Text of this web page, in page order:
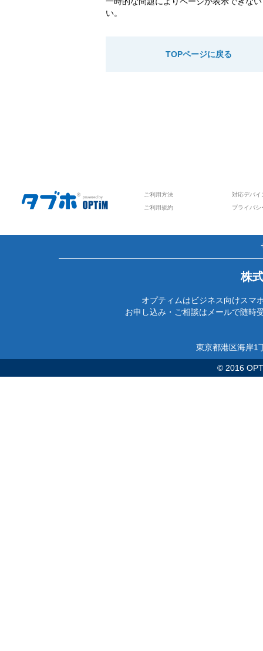
い。
TOPページに戻る
ご利用方法
対応デバイ
ご利用規約
プライバシ
株
オプティムはビジネス向けスマ
お申し込み・ご相談はメールで随時
東京都港区海岸1
© 2016